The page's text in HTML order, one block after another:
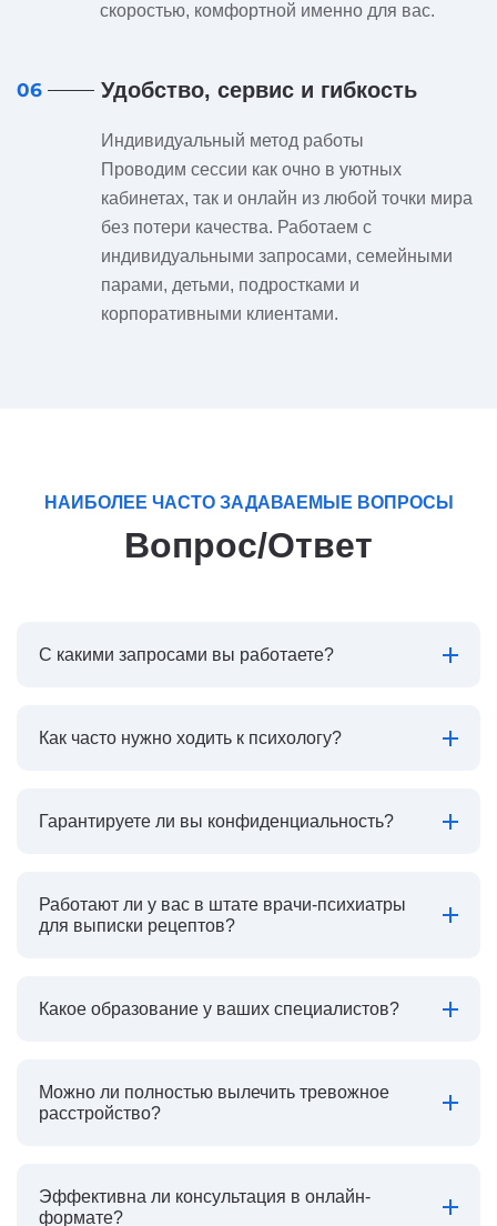
скоростью, комфортной именно для вас.
06 Удобство, сервис и гибкость
Индивидуальный метод работы
Проводим сессии как очно в уютных
кабинетах, так и онлайн из любой точки мира
без потери качества. Работаем с
индивидуальными запросами, семейными
парами, детьми, подростками и
корпоративными клиентами.
НАИБОЛЕЕ ЧАСТО ЗАДАВАЕМЫЕ ВОПРОСЫ
Вопрос/Ответ
С какими запросами вы работаете?
Как часто нужно ходить к психологу?
Гарантируете ли вы конфиденциальность?
Работают ли у вас в штате врачи-психиатры
для выписки рецептов?
Какое образование у ваших специалистов?
Можно ли полностью вылечить тревожное
расстройство?
Эффективна ли консультация в онлайн-
формате?